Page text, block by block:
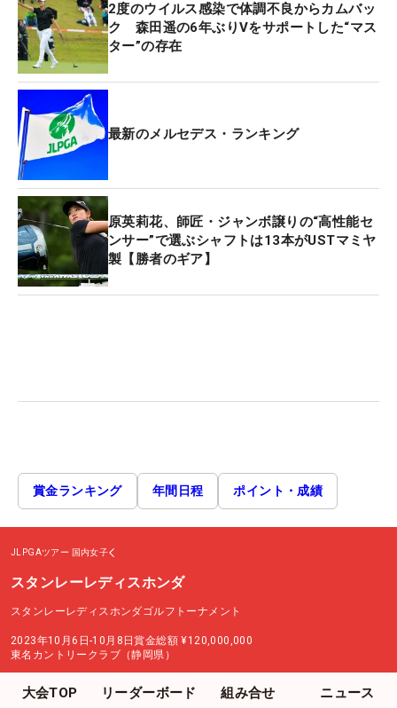
2度のウイルス感染で体調不良からカムバッ
ク 森田遥の6年ぶりVをサポートした“マス
ター”の存在
最新のメルセデス・ランキング
原英莉花、師匠・ジャンボ譲りの“高性能セ
ンサー”で選ぶシャフトは13本がUSTマミヤ
製【勝者のギア】
賞金ランキング 年間日程 ポイント・成績
JLPGAツアー 国内女子
スタンレーレディスホンダ
スタンレーレディスホンダゴルフトーナメント
2023年10月6日-10月8日賞金総額 ¥120,000,000
東名カントリークラブ（静岡県）
大会TOP リーダーボード 組み合せ ニュース